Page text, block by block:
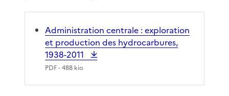
Administration centrale : exploration
et production des hydrocarbures,
1938-2011
PDF- 488 kio